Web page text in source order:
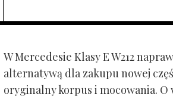
W Mercedesie Klasy E W212
alternatywą dla zakupu nowej
oryginalny korpus i mocowania.